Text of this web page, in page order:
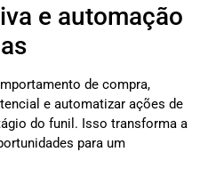
e automação
de compra,
e automatizar ações de
do funil. Isso transforma a
para um